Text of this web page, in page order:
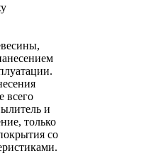
всего
и
только
со